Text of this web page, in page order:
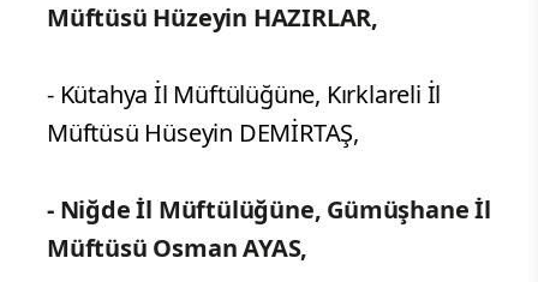
Müftüsü Hüzeyin HAZIRLAR,
- Kütahya İl Müftülüğüne, Kırklareli İl
Müftüsü Hüseyin DEMİRTAŞ,
- Niğde İl Müftülüğüne, Gümüşhane İl
Müftüsü Osman AYAS,